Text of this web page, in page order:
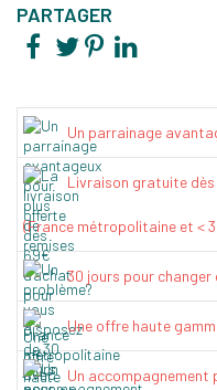
PARTAGER
Un parrainage
Livraison gratuite
(France métropolitaine et <
30 jours pour changer
Une offre haute
Un accompagnement